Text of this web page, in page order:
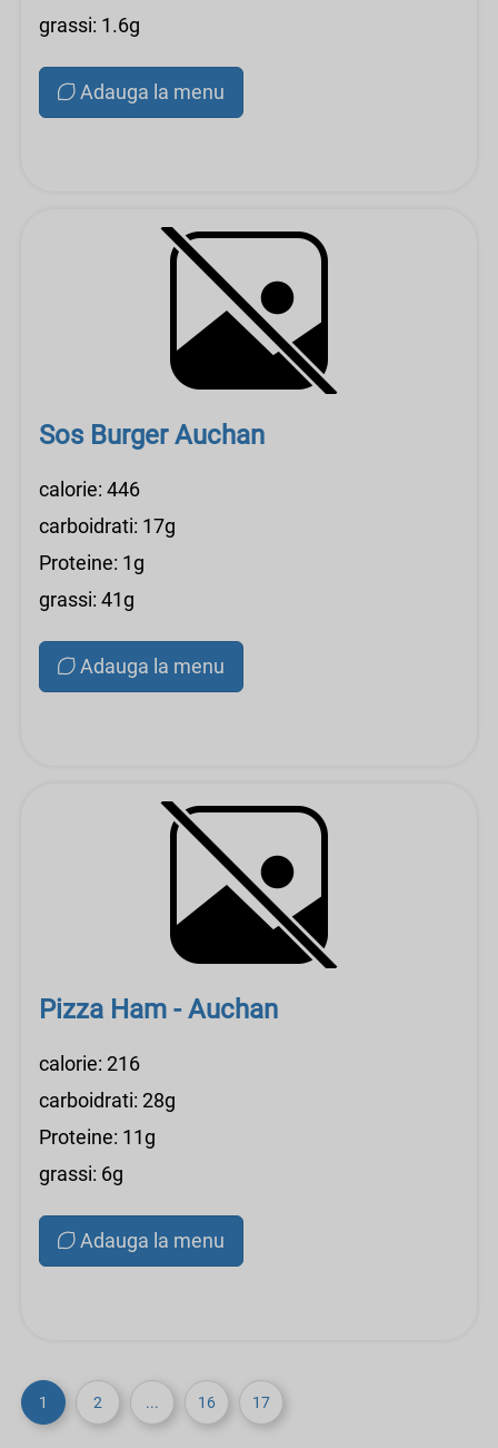
grassi: 1.6g
Adauga la menu
Sos Burger Auchan
calorie: 446
carboidrati: 17g
Proteine: 1g
grassi: 41g
Adauga la menu
Pizza Ham - Auchan
calorie: 216
carboidrati: 28g
Proteine: 11g
grassi: 6g
Adauga la menu
1 2 ... 16 17